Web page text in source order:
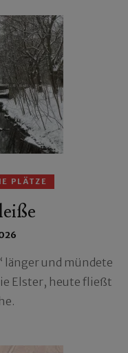
PLÄTZE
länger und mündete
Elster, heute fließt